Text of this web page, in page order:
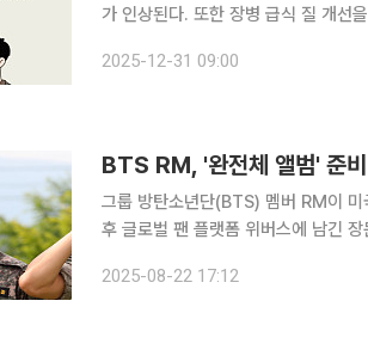
가 인상된다. 또한 장병 급식 질 개선을 위해 급식비 단가가 1만4000원으로 오르며 미래 전장 환경
부터 이렇게 달라집니다' 책자를 발간
2025-12-31 09:00
BTS RM, '완전체 앨범' 준
그룹 방탄소년단(BTS) 멤버 RM이 미국에
후 글로벌 팬 플랫폼 위버스에 남긴
간이 참 많았다. 매일 아침 열시에 일
2025-08-22 17:12